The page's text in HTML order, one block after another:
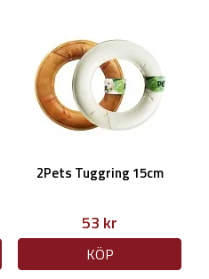
2Pets Tuggring 15cm
53 kr
KÖP